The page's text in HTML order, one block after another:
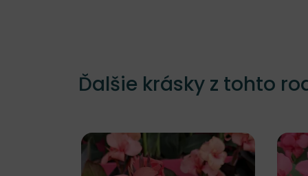
Ďalšie krásky z tohto